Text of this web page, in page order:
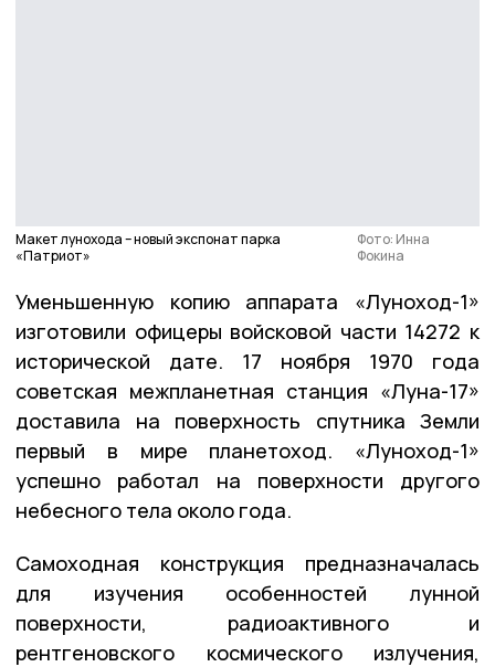
Макет лунохода – новый экспонат парка
«Патриот»
Фото: Инна
Фокина
Уменьшенную копию аппарата «Луноход-1»
изготовили офицеры войсковой части 14272 к
исторической дате. 17 ноября 1970 года
советская межпланетная станция «Луна-17»
доставила на поверхность спутника Земли
первый в мире планетоход. «Луноход-1»
успешно работал на поверхности другого
небесного тела около года.
Самоходная конструкция предназначалась
для изучения особенностей лунной
поверхности, радиоактивного и
рентгеновского космического излучения,